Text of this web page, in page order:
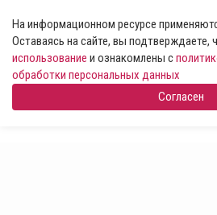
На информационном ресурсе
Оставаясь на сайте, вы подтверждаете,
использование и ознакомлены с
обработки персональных данных
Согласен